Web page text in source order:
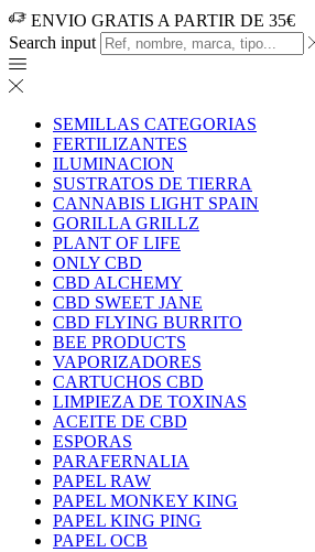
ENVIO GRATIS A PARTIR DE 35€
Search input
SEMILLAS CATEGORIAS
FERTILIZANTES
ILUMINACION
SUSTRATOS DE TIERRA
CANNABIS LIGHT SPAIN
GORILLA GRILLZ
PLANT OF LIFE
ONLY CBD
CBD ALCHEMY
CBD SWEET JANE
CBD FLYING BURRITO
BEE PRODUCTS
VAPORIZADORES
CARTUCHOS CBD
LIMPIEZA DE TOXINAS
ACEITE DE CBD
ESPORAS
PARAFERNALIA
PAPEL RAW
PAPEL MONKEY KING
PAPEL KING PING
PAPEL OCB